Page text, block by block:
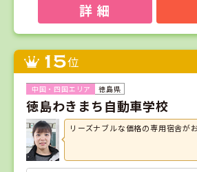
詳 細
15位
徳島県
徳島わきまち自動車学校
リーズナブルな価格の専用宿舎が